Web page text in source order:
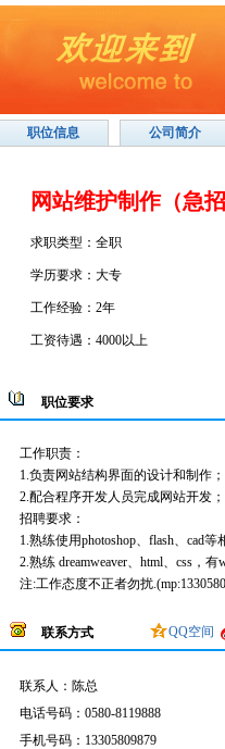
职位信息 公司简介
网站维护制作（急招
求职类型：全职
学历要求：大专
工作经验：2年
工资待遇：4000以上
职位要求
工作职责：
1.负责网站结构界面的设计和制作；
2.配合程序开发人员完成网站开发；
招聘要求：
1.熟练使用photoshop、flash、cad等
2.熟练 dreamweaver、html、css，
注:工作态度不正者勿扰
联系方式 QQ空间
联系人： 陈总
电话号码： 0580-8119888
手机号码： 13305809879